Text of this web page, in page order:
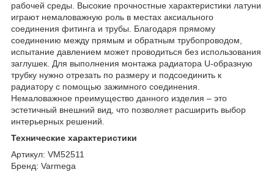
рабочей среды. Высокие прочностные характеристики латуни
играют немаловажную роль в местах аксиального
соединения фитинга и трубы. Благодаря прямому
соединению между прямым и обратным трубопроводом,
испытание давлением может проводиться без использования
заглушек. Для выполнения монтажа радиатора U-образную
трубку нужно отрезать по размеру и подсоединить к
радиатору с помощью зажимного соединения.
Немаловажное преимущество данного изделия – это
эстетичный внешний вид, что позволяет расширить выбор
интерьерных решений.
Технические характеристики
Артикул: VM52511
Бренд: Varmega